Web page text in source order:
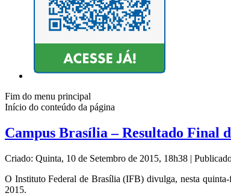
Fim do menu principal
Início do conteúdo da página
Campus Brasília – Resultado Final
Criado: Quinta, 10 de Setembro de 2015, 18h38 |
O Instituto Federal de Brasília (IFB) divulga, nesta
2015.